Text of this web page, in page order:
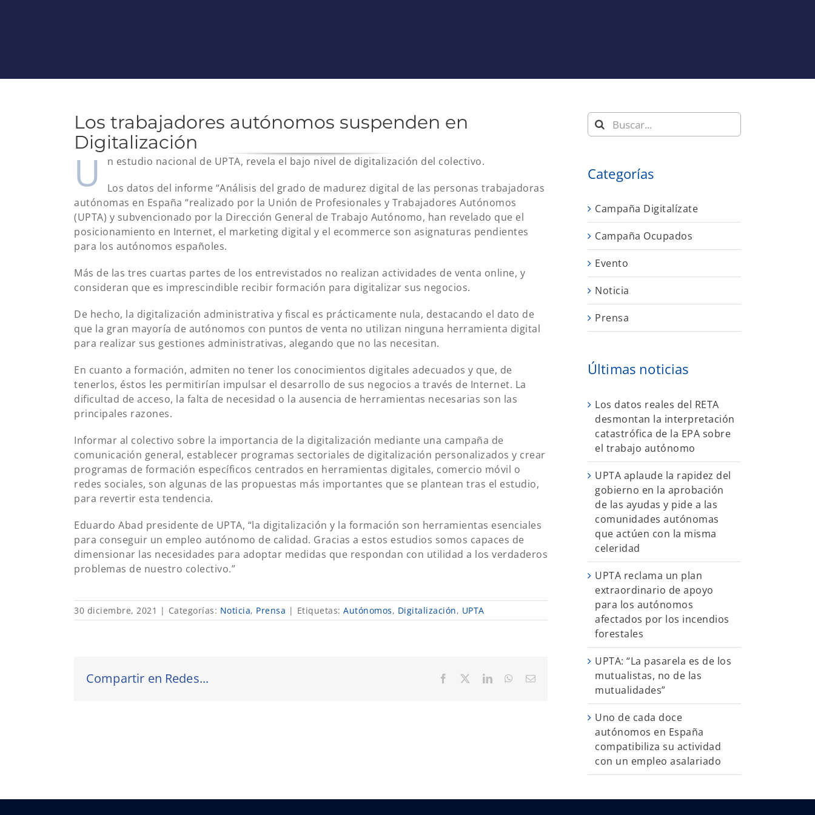
Los trabajadores autónomos suspenden en
Digitalización
U
n estudio nacional de UPTA, revela el bajo nivel de digitalización del colectivo.
Los datos del informe “Análisis del grado de madurez digital de las personas trabajadoras
autónomas en España “realizado por la Unión de Profesionales y Trabajadores Autónomos
(UPTA) y subvencionado por la Dirección General de Trabajo Autónomo, han revelado que el
posicionamiento en Internet, el marketing digital y el ecommerce son asignaturas pendientes
para los autónomos españoles.
Más de las tres cuartas partes de los entrevistados no realizan actividades de venta online, y
consideran que es imprescindible recibir formación para digitalizar sus negocios.
De hecho, la digitalización administrativa y fiscal es prácticamente nula, destacando el dato de
que la gran mayoría de autónomos con puntos de venta no utilizan ninguna herramienta digital
para realizar sus gestiones administrativas, alegando que no las necesitan.
En cuanto a formación, admiten no tener los conocimientos digitales adecuados y que, de
tenerlos, éstos les permitirían impulsar el desarrollo de sus negocios a través de Internet. La
dificultad de acceso, la falta de necesidad o la ausencia de herramientas necesarias son las
principales razones.
Informar al colectivo sobre la importancia de la digitalización mediante una campaña de
comunicación general, establecer programas sectoriales de digitalización personalizados y crear
programas de formación específicos centrados en herramientas digitales, comercio móvil o
redes sociales, son algunas de las propuestas más importantes que se plantean tras el estudio,
para revertir esta tendencia.
Eduardo Abad presidente de UPTA, “la digitalización y la formación son herramientas esenciales
para conseguir un empleo autónomo de calidad. Gracias a estos estudios somos capaces de
dimensionar las necesidades para adoptar medidas que respondan con utilidad a los verdaderos
problemas de nuestro colectivo.”
30 diciembre, 2021 | Categorías: Noticia, Prensa | Etiquetas: Autónomos, Digitalización, UPTA
Compartir en Redes... Facebook LinkedInWhatsApp
Correo
Buscar:
Categorías
Campaña Digitalízate
Campaña Ocupados
Evento
Noticia
Prensa
Últimas noticias
Los datos reales del RETA
desmontan la interpretación
catastrófica de la EPA sobre
el trabajo autónomo
UPTA aplaude la rapidez del
gobierno en la aprobación
de las ayudas y pide a las
comunidades autónomas
que actúen con la misma
celeridad
UPTA reclama un plan
extraordinario de apoyo
para los autónomos
afectados por los incendios
forestales
UPTA: “La pasarela es de los
mutualistas, no de las
mutualidades”
Uno de cada doce
autónomos en España
compatibiliza su actividad
con un empleo asalariado